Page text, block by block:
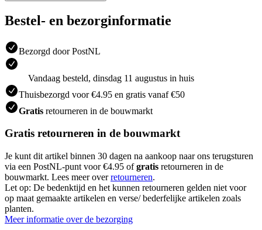
Bestel- en bezorginformatie
Bezorgd door PostNL
Vandaag besteld, dinsdag 11 augustus in huis
Thuisbezorgd voor €4.95 en gratis vanaf €50
Gratis retourneren in de bouwmarkt
Gratis retourneren in de bouwmarkt
Je kunt dit artikel binnen 30 dagen na aankoop naar ons terugsturen
via een PostNL-punt voor €4.95 ofgratis retourneren in de
bouwmarkt. Lees meer overretourneren.
Let op: De bedenktijd en het kunnen retourneren gelden niet voor
op maat gemaakte artikelen en verse/ bederfelijke artikelen zoals
planten.
Meer informatie over de bezorging